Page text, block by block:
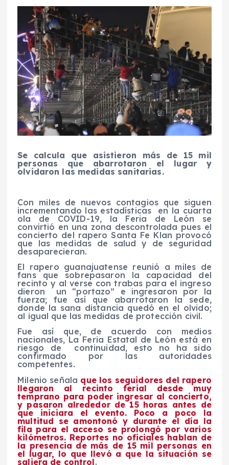
Se calcula que asistieron más de 15 mil
personas que abarrotaron el lugar y
olvidaron las medidas sanitarias.
Con miles de nuevos contagios que siguen
incrementando las estadísticas en la cuarta
ola de COVID-19, la Feria de León se
convirtió en una zona descontrolada pues el
concierto del rapero Santa Fe Klan provocó
que las medidas de salud y de seguridad
desaparecieran.
El rapero guanajuatense reunió a miles de
fans que sobrepasaron la capacidad del
recinto y al verse con trabas para el ingreso
dieron un “portazo” e ingresaron por la
fuerza; fue así que abarrotaron la sede,
donde la sana distancia quedó en el olvido;
al igual que las medidas de protección civil.
Fue así que, de acuerdo con medios
nacionales, La Feria Estatal de León está en
riesgo de continuidad, esto no ha sido
confirmado por las autoridades
competentes.
Milenio señala que los seguidores del rapero
llegaron al recinto ferial desde muy
temprano para poder ingresar al concierto,
y pasaron alrededor de 15 horas antes de
que iniciara el evento. Poco a poco la
multitud se amontonó y durante el día la
fila para el acceso se prolongó por varios
kilómetros. Reportes no oficiales hablan de
la presencia de más de 15 mil personas en
el lugar, lo que llevó a que la situación se
saliera de control.